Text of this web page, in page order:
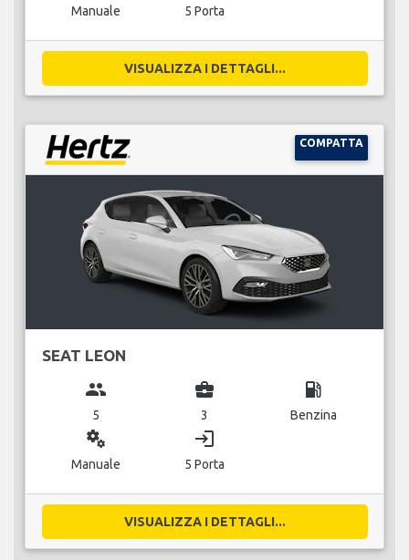
Manuale 5 Porta
VISUALIZZA I DETTAGLI...
COMPATTA
SEAT LEON
group
5
business_center
3
local_gas_station
Benzina
miscellaneous_services
Manuale
login
5 Porta
VISUALIZZA I DETTAGLI...